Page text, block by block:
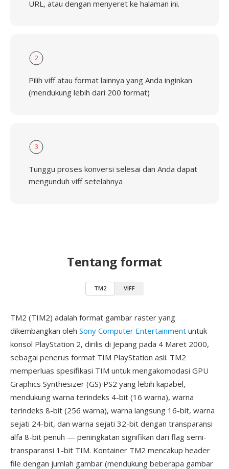
URL, atau dengan menyeret ke halaman ini.
2
Pilih viff atau format lainnya yang Anda inginkan
(mendukung lebih dari 200 format)
3
Tunggu proses konversi selesai dan Anda dapat
mengunduh viff setelahnya
Tentang format
TM2 VIFF
TM2 (TIM2) adalah format gambar raster yang
dikembangkan oleh Sony Computer Entertainment untuk
konsol PlayStation 2, dirilis di Jepang pada 4 Maret 2000,
sebagai penerus format TIM PlayStation asli. TM2
memperluas spesifikasi TIM untuk mengakomodasi GPU
Graphics Synthesizer (GS) PS2 yang lebih kapabel,
mendukung warna terindeks 4-bit (16 warna), warna
terindeks 8-bit (256 warna), warna langsung 16-bit, warna
sejati 24-bit, dan warna sejati 32-bit dengan transparansi
alfa 8-bit penuh — peningkatan signifikan dari flag semi-
transparansi 1-bit TIM. Kontainer TM2 mencakup header
file dengan jumlah gambar (mendukung beberapa gambar